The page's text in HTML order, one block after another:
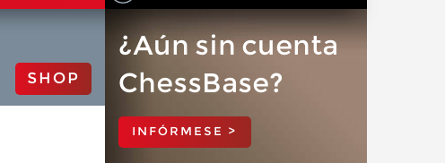
SHOP
¿Aún sin cuenta
ChessBase?
INFÓRMESE >